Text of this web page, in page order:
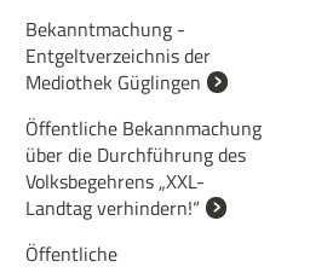
Bekanntmachung -
Entgeltverzeichnis der
Mediothek Güglingen
Öffentliche Bekannmachung
über die Durchführung des
Volksbegehrens „XXL-
Landtag verhindern!“
Öffentliche